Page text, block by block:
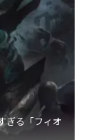
ぎる「フィオ